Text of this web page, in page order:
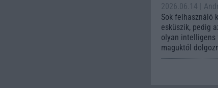
2026.06.14
|
Sok felhasználó
esküszik, pedig
olyan intelligens
maguktól